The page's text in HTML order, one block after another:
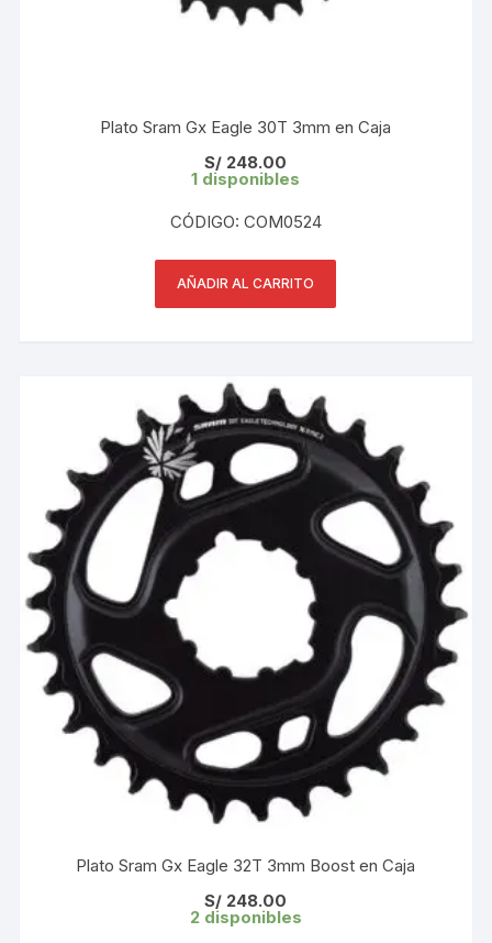
Plato Sram Gx Eagle 30T 3mm en Caja
S/ 248.00
1 disponibles
CÓDIGO: COM0524
AÑADIR AL CARRITO
Plato Sram Gx Eagle 32T 3mm Boost en Caja
S/ 248.00
2 disponibles